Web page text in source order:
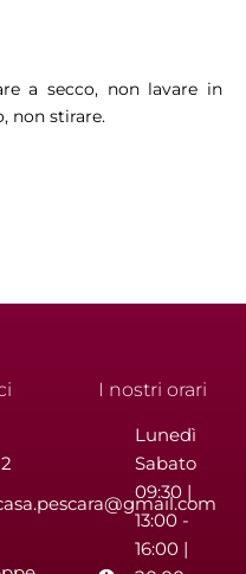
a secco, non lavare in
non stirare.
I nostri orari
Lunedì
Sabato
09:30 |
13:00 -
16:00 |